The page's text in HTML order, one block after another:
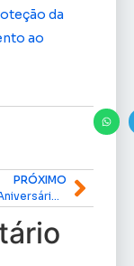
da
ao
PRÓXIMO
Corrida do Aniversário de Macapá abre 10 mil vagas e transforma esporte em solidariedade